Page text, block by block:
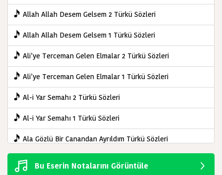
Allah Allah Desem Gelsem 2 Türkü Sözleri
Allah Allah Desem Gelsem 1 Türkü Sözleri
Ali’ye Terceman Gelen Elmalar 2 Türkü Sözleri
Ali’ye Terceman Gelen Elmalar 1 Türkü Sözleri
Al-i Yar Semahı 2 Türkü Sözleri
Al-i Yar Semahı 1 Türkü Sözleri
Ala Gözlü Bir Canandan Ayrıldım Türkü Sözleri
Adım Adım Hak Yoluna 2 Türkü Sözleri
Bu Eserin Notalarını Görüntüle